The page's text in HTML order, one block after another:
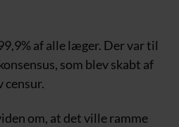
af alle læger. Der var til
som blev skabt af
censur.
om, at det ville ramme